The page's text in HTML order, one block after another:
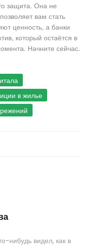
защита. Она не
вам стать
ценность, а банки
который остаётся в
Начните сейчас.
в жилье
нибудь видел, как в